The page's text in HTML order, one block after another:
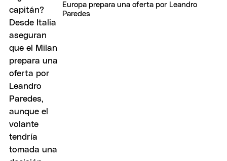
Europa prepara una oferta por Leandro
Paredes